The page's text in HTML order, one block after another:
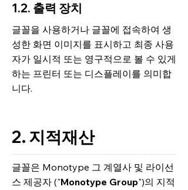
1.2. 출력 장치
글꼴을 사용하거나 글꼴에 접속하여 생
성한 화면 이미지를 표시하고 최종 사용
자가 일시적 또는 영구적으로 볼 수 있게
하는 프린터 또는 디스플레이를 의미합
니다.
2. 지적재산
글꼴은 Monotype 그 계열사 및 라이선
스 제공자 ("Monotype Group")의 지적